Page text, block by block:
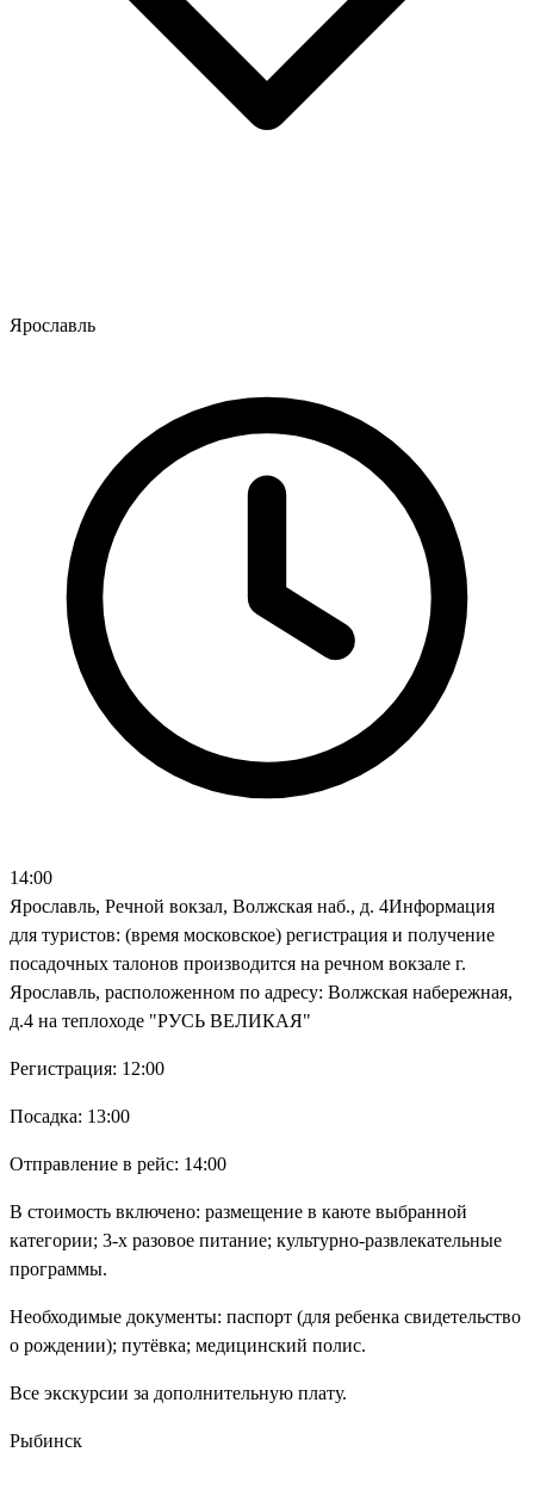
Ярославль
14:00
Ярославль, Речной вокзал, Волжская наб., д. 4Информация
для туристов: (время московское) регистрация и получение
посадочных талонов производится на речном вокзале г.
Ярославль, расположенном по адресу: Волжская набережная,
д.4 на теплоходе "РУСЬ ВЕЛИКАЯ"
Регистрация: 12:00
Посадка: 13:00
Отправление в рейс: 14:00
В стоимость включено: размещение в каюте выбранной
категории; 3-х разовое питание; культурно-развлекательные
программы.
Необходимые документы: паспорт (для ребенка свидетельство
о рождении); путёвка; медицинский полис.
Все экскурсии за дополнительную плату.
Рыбинск